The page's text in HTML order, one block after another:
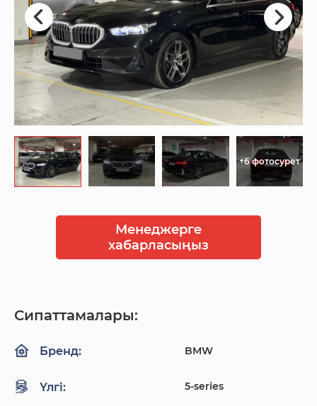
+6 фотосурет
Менеджерге
хабарласыңыз
Сипаттамалары:
Бренд: BMW
Үлгі: 5-series